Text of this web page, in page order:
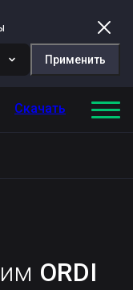
Применить
Скачать
ORDI